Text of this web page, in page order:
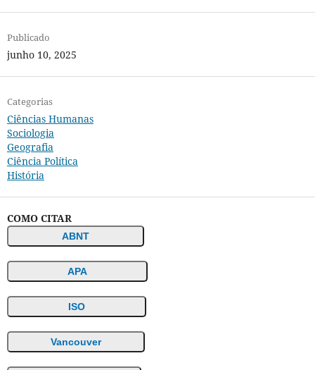
Publicado
junho 10, 2025
Categorias
Ciências Humanas
Sociologia
Geografia
Ciência Política
História
COMO CITAR
ABNT
APA
ISO
Vancouver